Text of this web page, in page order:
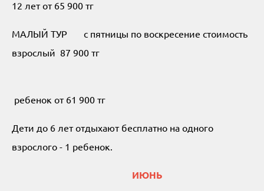
12 лет от 65 900 тг
МАЛЫЙ ТУР с пятницы по воскресение стоимость
взрослый 87 900 тг
ребенок от 61 900 тг
Дети до 6 лет отдыхают бесплатно на одного
взрослого - 1 ребенок.
ИЮНЬ